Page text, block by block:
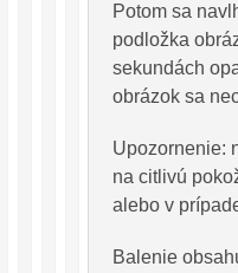
Potom sa
podložka
sekundách
obrázok sa
Upozornenie:
na citlivú
alebo v
Balenie